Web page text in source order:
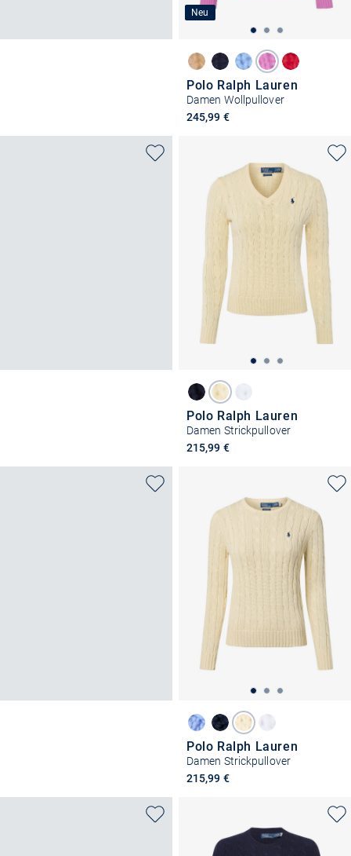
Neu
Polo Ralph Lauren
Damen Wollpullover
245,99 €
Polo Ralph Lauren
Damen Strickpullover
215,99 €
Polo Ralph Lauren
Damen Strickpullover
215,99 €